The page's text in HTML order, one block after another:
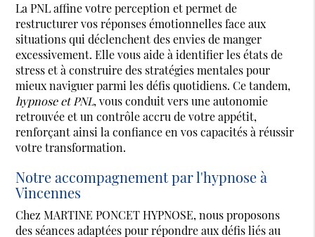
La PNL affine votre perception et permet de
restructurer vos réponses émotionnelles face aux
situations qui déclenchent des envies de manger
excessivement. Elle vous aide à identifier les états de
stress et à construire des stratégies mentales pour
mieux naviguer parmi les défis quotidiens. Ce tandem,
hypnose et PNL, vous conduit vers une autonomie
retrouvée et un contrôle accru de votre appétit,
renforçant ainsi la confiance en vos capacités à réussir
votre transformation.
Notre accompagnement par l'hypnose à
Vincennes
Chez MARTINE PONCET HYPNOSE, nous proposons
des séances adaptées pour répondre aux défis liés au